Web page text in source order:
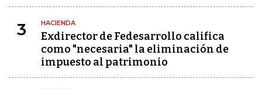
3 HACIENDA
Exdirector de Fedesarrollo califica
como "necesaria" la eliminación de
impuesto al patrimonio